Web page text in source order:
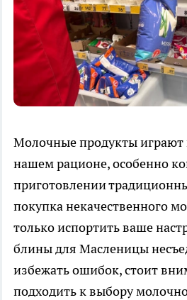
Молочные продукты играют
нашем рационе, особенно
приготовлении
покупка некачественного
только испортить ваше
блины для Масленицы
избежать ошибок, стоит
подходить к выбору